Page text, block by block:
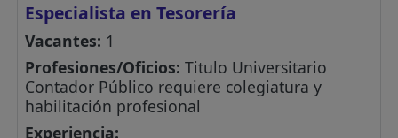
Especialista en Tesorería
Vacantes: 1
Profesiones/Oficios: Titulo Universitario
Contador Público requiere colegiatura y
habilitación profesional
Experiencia: